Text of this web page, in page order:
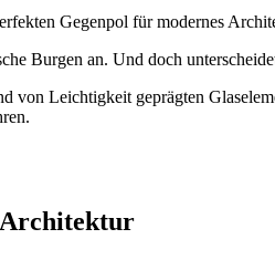
Gegenpol für modernes
Burgen an. Und doch
Leichtigkeit geprägten
Architektur